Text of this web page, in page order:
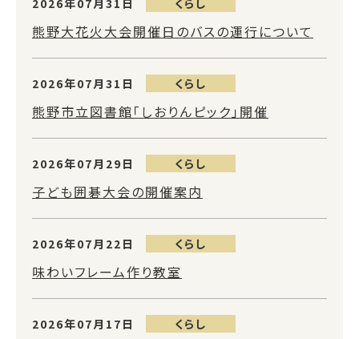
2026年07月31日 くらし
熊野大花火大会開催日のバスの運行について
2026年07月31日 くらし
熊野市立図書館「しおりんピック」開催
2026年07月29日 くらし
子ども囲碁大会の開催案内
2026年07月22日 くらし
味わいフレーム作り教室
2026年07月17日 くらし